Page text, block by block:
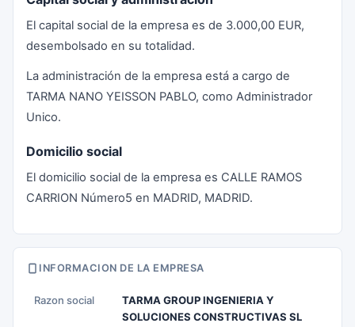
El capital social de la empresa es de 3.000,00 EUR,
desembolsado en su totalidad.
La administración de la empresa está a cargo de
TARMA NANO YEISSON PABLO, como Administrador
Unico.
Domicilio social
El domicilio social de la empresa es CALLE RAMOS
CARRION Número5 en MADRID, MADRID.
INFORMACION DE LA EMPRESA
Razon social
TARMA GROUP INGENIERIA Y
SOLUCIONES CONSTRUCTIVAS SL